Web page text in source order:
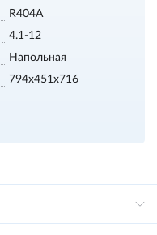
R404A
4.1-12
Напольная
794x451x716